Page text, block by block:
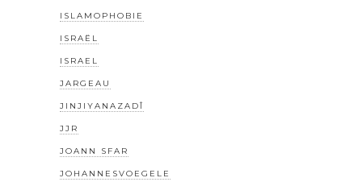
ISLAMOPHOBIE
ISRAËL
ISRAEL
JARGEAU
JINJIYANAZADÎ
JJR
JOANN SFAR
JOHANNESVOEGELE